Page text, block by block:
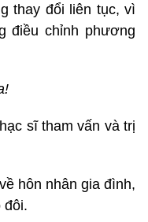
thay đổi liên tục, vì
điều chỉnh phương
sĩ tham vấn và trị
hôn nhân gia đình,
đôi.